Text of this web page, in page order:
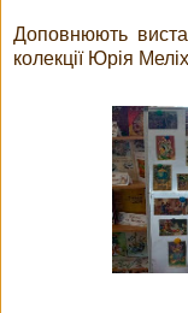
Доповнюють
колекції Юрія